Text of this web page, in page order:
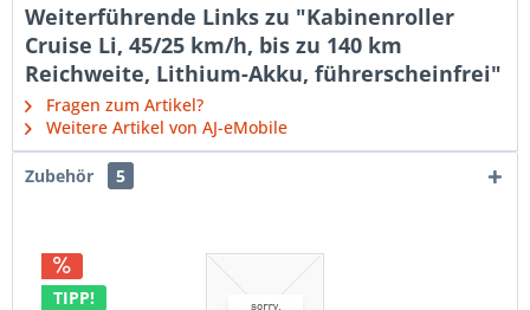
Weiterführende Links zu "Kabinenroller
Cruise Li, 45/25 km/h, bis zu 140 km
Reichweite, Lithium-Akku, führerscheinfrei"
Fragen zum Artikel?
Weitere Artikel von AJ-eMobile
Zubehör 5
TIPP!